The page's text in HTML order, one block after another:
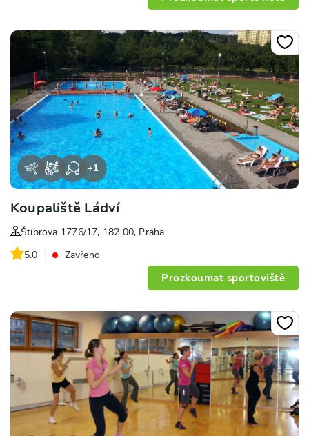
+1
Koupaliště Ládví
Štíbrova 1776/17, 182 00, Praha
5.0
Zavřeno
Prozkoumat sportoviště